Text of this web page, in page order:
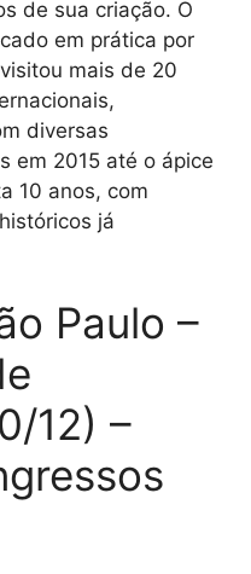
de sua criação. O
em prática por
mais de 20
diversas
em 2015 até o ápice
10 anos, com
já
Paulo –
12) –